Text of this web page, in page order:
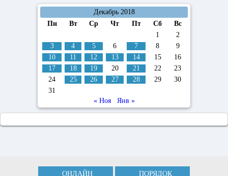
Декабрь 2018
Пн
Вт Ср Чт Пт Сб
Вс
1
2
3
4 5 6 7 8
9
10
11 12 13 14 15
16
17
18 19 20 21 22
23
24
25 26 27 28 29
30
31
« Ноя
Янв »
ОНЛАЙН ПОРЯДОК